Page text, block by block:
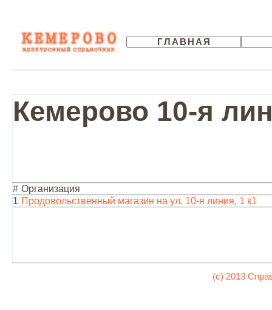
ГЛАВНАЯ
Кемерово 10-я
# Организация
1 Продовольственный магазин на ул. 10-я линия, 1 к1
(c) 2013